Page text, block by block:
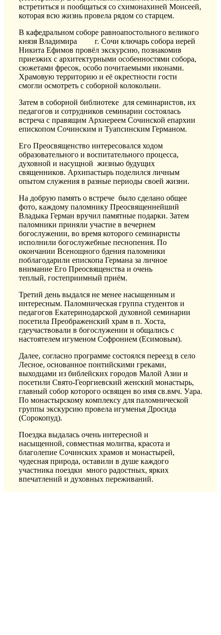
встретиться и пообщаться со схимонахиней Моисеей,
которая всю жизнь провела рядом со старцем.
В кафедральном соборе равноапостольного великого
князя Владимира
г. Сочи ключарь собора иерей
Никита Ефимов провёл экскурсию, познакомив
приезжих с архитектурными особенностями собора,
сюжетами фресок, особо почитаемыми иконами.
Храмовую территорию и её окрестности гости
смогли осмотреть с соборной колокольни.
Затем в соборной библиотеке для семинаристов, их
педагогов и сотрудников семинарии состоялась
встреча с правящим Архиереем Сочинской епархии
епископом Сочинским и Туапсинским Германом.
Его Преосвященство интересовался ходом
образовательного и воспитательного процесса,
духовной и насущной жизнью будущих
священников. Архипастырь поделился личным
опытом служения в разные периоды своей жизни.
На добрую память о встрече было сделано общее
фото, каждому паломнику Преосвященнейший
Владыка Герман вручил памятные подарки. Затем
паломники приняли участие в вечернем
богослужении, во время которого семинаристы
исполнили богослужебные песнопения. По
окончании Всенощного бдения паломники
поблагодарили епископа Германа за личное
внимание Его Преосвященства и очень
теплый, гостеприимный приём.
Третий день выдался не менее насыщенным и
интересным. Паломническая группа студентов и
педагогов Екатеринодарской духовной семинарии
посетила Преображенский храм в п. Хоста,
гдеучаствовали в богослужении и общались с
настоятелем игуменом Софронием (Есимовым).
Далее, согласно программе состоялся переезд в село
Лесное, основанное понтийскими греками,
выходцами из библейских городов Малой Азии и
посетили Свято-Георгиевский женский монастырь,
главный собор которого освящен во имя св.вмч. Уара.
По монастырскому комплексу для паломнической
группы экскурсию провела игуменья Дросида
(Сорокопуд).
Поездка выдалась очень интересной и
насыщенной, совместная молитва, красота и
благолепие Сочинских храмов и монастырей,
чудесная природа, оставили в душе каждого
участника поездки много радостных, ярких
впечатлений и духовных переживаний.